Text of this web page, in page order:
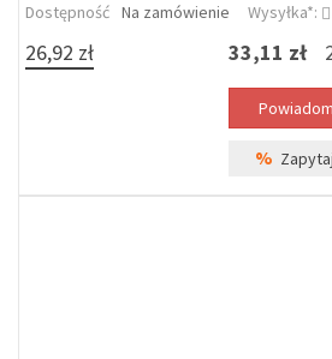
Dostępność Na zamówienie Wysyłka*:
26,92 zł 33,11 zł
%